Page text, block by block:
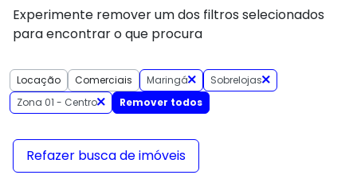
Locação Comerciais Maringá
Sobrelojas
Zona 01 - Centro
Remover todos
Experimente remover um dos filtros selecionados
para encontrar o que procura
Refazer busca de imóveis